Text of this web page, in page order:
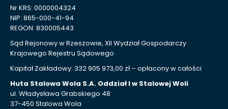
Nr KRS: 0000004324
NIP: 865-000-41-94
REGON: 830005443
Sąd Rejonowy w Rzeszowie, XII Wydział Gospodarczy
Krajowego Rejestru Sądowego
Kapitał Zakładowy: 332 905 973,00 zł – opłacony w całości
Huta Stalowa Wola S.A. Oddział I w Stalowej Woli
ul. Władysława Grabskiego 48
37-450 Stalowa Wola